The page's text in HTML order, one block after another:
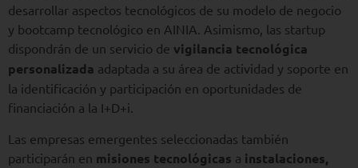
desarrollar aspectos tecnológicos de su modelo de negocio
y bootcamp tecnológico en AINIA. Asimismo, las startup
dispondrán de un servicio de vigilancia tecnológica
personalizada adaptada a su área de actividad y soporte en
la identificación y participación en oportunidades de
financiación a la I+D+i.
Las empresas emergentes seleccionadas también
participarán en misiones tecnológicas a instalaciones,